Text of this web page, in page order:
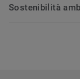
Sostenibilità